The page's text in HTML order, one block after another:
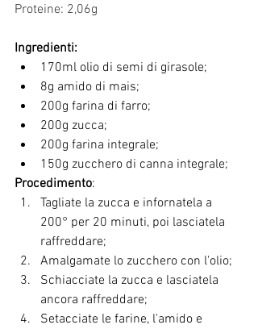
Proteine: 2,06g
Ingredienti:
170ml olio di semi di girasole;
8g amido di mais;
200g farina di farro;
200g zucca;
200g farina integrale;
150g zucchero di canna integrale;
Procedimento:
Tagliate la zucca e infornatela a
200° per 20 minuti, poi lasciatela
raffreddare;
Amalgamate lo zucchero con l'olio;
Schiacciate la zucca e lasciatela
ancora raffreddare;
Setacciate le farine, l'amido e